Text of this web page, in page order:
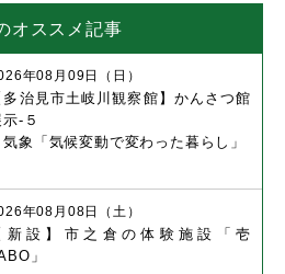
オススメ記事
多治見市土岐川観察館】かんさつ館
示-５
象「気候変動で変わった暮らし」
年08月09日（日）
新設】市之倉の体験施設「壱
」
年08月08日（土）